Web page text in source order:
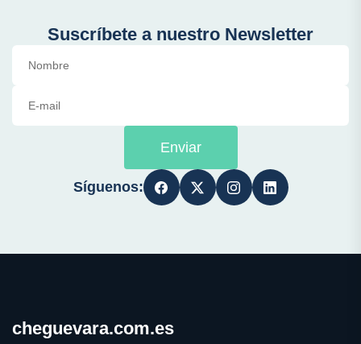
Suscríbete a nuestro Newsletter
Enviar
Síguenos:
cheguevara.com.es